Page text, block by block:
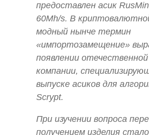
предоставлен асик
60Mh/s. В
модный нынче термин
«импортозамещение»
появлении отечественной
компании,
выпуске асиков для
Scrypt.
При изучении вопроса
получением изделия стало